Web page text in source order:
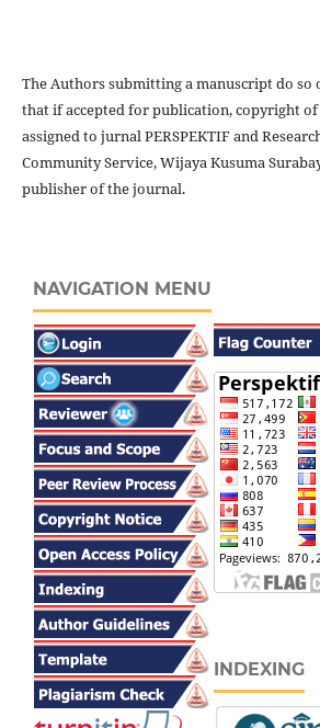
The Authors submitting a manuscript do so
that if accepted for publication, copyright
assigned to jurnal PERSPEKTIF and
Community Service, Wijaya Kusuma
publisher of the journal.
NAVIGATION MENU
INDEXING